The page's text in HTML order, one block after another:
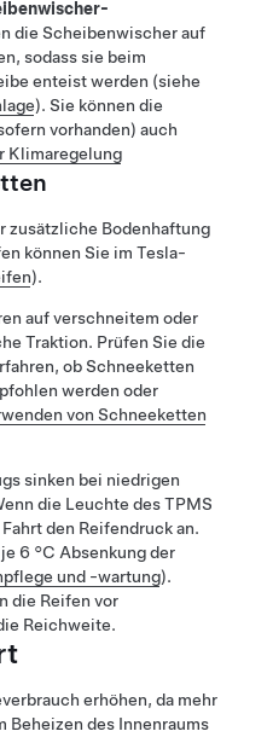
die Scheibenwischer auf
sodass sie beim
enteist werden (siehe
). Sie können die
vorhanden) auch
Klimaregelung
zusätzliche Bodenhaftung
können Sie im Tesla-
).
auf verschneitem oder
Traktion. Prüfen Sie die
ob Schneeketten
werden oder
von Schneeketten
sinken bei niedrigen
die Leuchte des TPMS
den Reifendruck an.
6 °C Absenkung der
und -wartung).
die Reifen vor
Reichweite.
erhöhen, da mehr
Beheizen des Innenraums